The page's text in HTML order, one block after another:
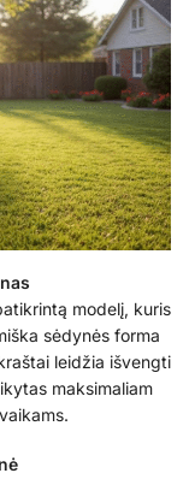
modelį, kuris
sėdynės forma
leidžia išvengti
maksimaliam